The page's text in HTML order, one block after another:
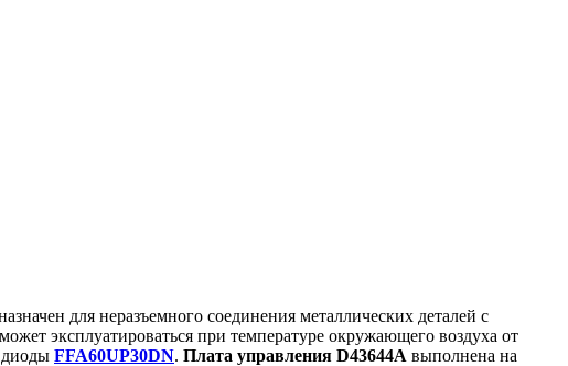
для неразъемного соединения металлических деталей с
эксплуатироваться при температуре окружающего воздуха от
FFA60UP30DN. Плата управления D43644A выполнена на